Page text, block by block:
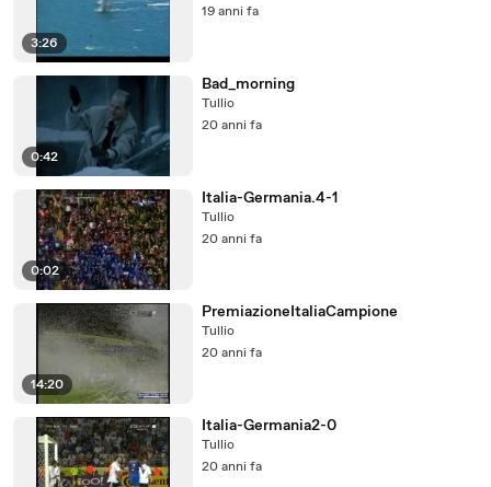
3:26
19 anni fa
0:42
Bad_morning
Tullio
20 anni fa
0:02
Italia-Germania.4-1
Tullio
20 anni fa
14:20
PremiazioneItaliaCampione
Tullio
20 anni fa
Italia-Germania2-0
Tullio
20 anni fa